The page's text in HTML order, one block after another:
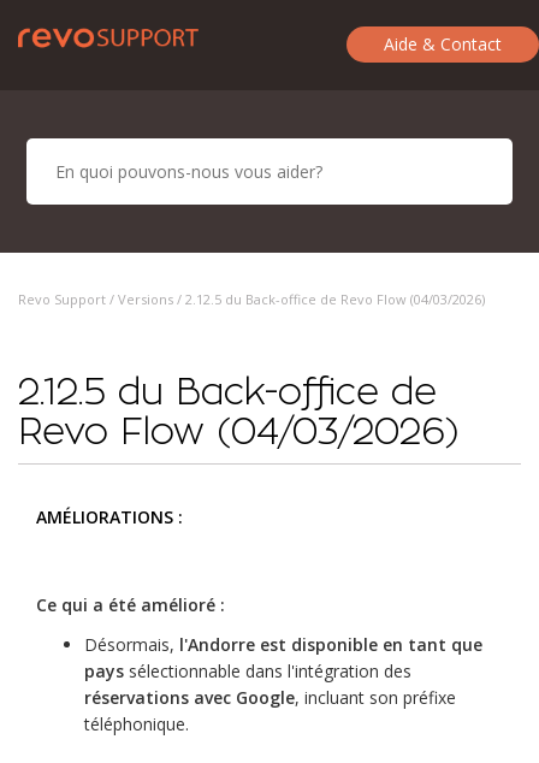
Aide & Contact
Revo Support / Versions / 2.12.5 du Back-office de Revo Flow (04/03/2026)
2.12.5 du Back-office de
Revo Flow (04/03/2026)
AMÉLIORATIONS :
Ce qui a été amélioré :
Désormais, l'Andorre est disponible en tant que
pays sélectionnable dans l'intégration des
réservations avec Google, incluant son préfixe
téléphonique.